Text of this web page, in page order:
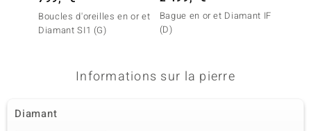
Boucles d'oreilles en or et
Diamant SI1 (G)
Bague en or et Diamant IF
(D)
Informations sur la pierre
Diamant